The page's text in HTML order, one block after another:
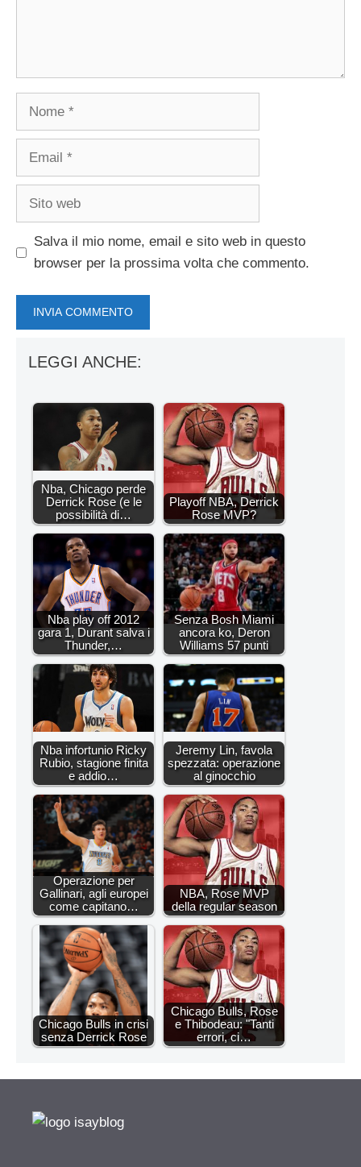
Nome
Email
Sito
Salva il mio nome, email e sito web in questo
browser per la prossima volta che commento.
LEGGI ANCHE:
Nba, Chicago perde
Derrick Rose (e le
possibilità di…
Playoff NBA, Derrick
Rose MVP?
Nba play off 2012
gara 1, Durant salva i
Thunder,…
Senza Bosh Miami
ancora ko, Deron
Williams 57 punti
Nba infortunio Ricky
Rubio, stagione finita
e addio…
Jeremy Lin, favola
spezzata: operazione
al ginocchio
Operazione per
Gallinari, agli europei
come capitano…
NBA, Rose MVP
della regular season
Chicago Bulls in crisi
senza Derrick Rose
Chicago Bulls, Rose
e Thibodeau: "Tanti
errori, ci…